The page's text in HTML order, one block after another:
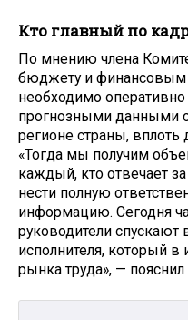
Кто главный по
По мнению члена
бюджету и
необходимо оперативно
прогнозными данными
регионе страны, вплоть
«Тогда мы получим
каждый, кто отвечает
нести полную
информацию. Сегодня
руководители спускают
исполнителя, который в
рынка труда», — пояснил